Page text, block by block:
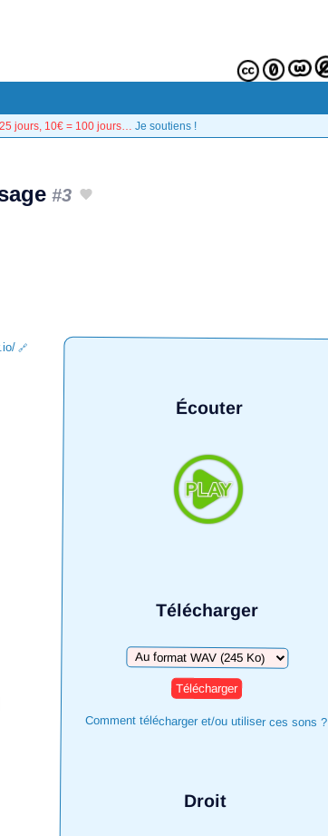
jours, 10€ = 100 jours… Je soutiens !
#3
Écouter
Télécharger
Télécharger
Comment télécharger et/ou utiliser ces sons ?
Droit